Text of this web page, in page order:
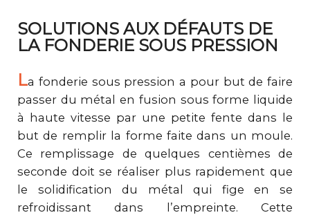
SOLUTIONS AUX DÉFAUTS DE
LA FONDERIE SOUS PRESSION
La fonderie sous pression a pour but de faire
passer du métal en fusion sous forme liquide
à haute vitesse par une petite fente dans le
but de remplir la forme faite dans un moule.
Ce remplissage de quelques centièmes de
seconde doit se réaliser plus rapidement que
le solidification du métal qui fige en se
refroidissant dans l’empreinte. Cette